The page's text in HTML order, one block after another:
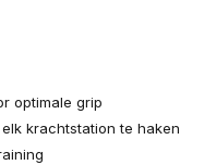
optimale grip
krachtstation te haken